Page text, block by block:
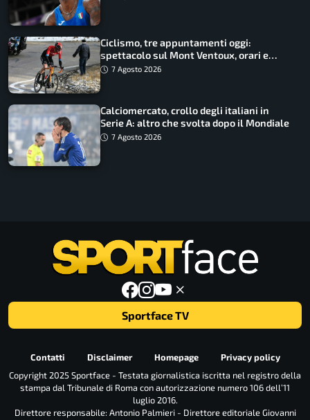
Ciclismo, tre appuntamenti oggi:
spettacolo sul Mont Ventoux, orari e
come vederli
7 Agosto 2026
Calciomercato, crollo degli italiani in
Serie A: altro che svolta dopo il Mondiale
7 Agosto 2026
Sportface TV
Contatti Disclaimer Homepage
Privacy policy
Copyright 2025 Sportface - Testata giornalistica iscritta nel registro della
stampa dal Tribunale di Roma con autorizzazione numero 106 dell’11
luglio 2016.
Direttore responsabile: Antonio Palmieri - Direttore editoriale Giovanni